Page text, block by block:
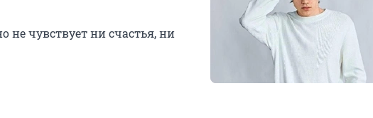
не чувствует ни счастья, ни